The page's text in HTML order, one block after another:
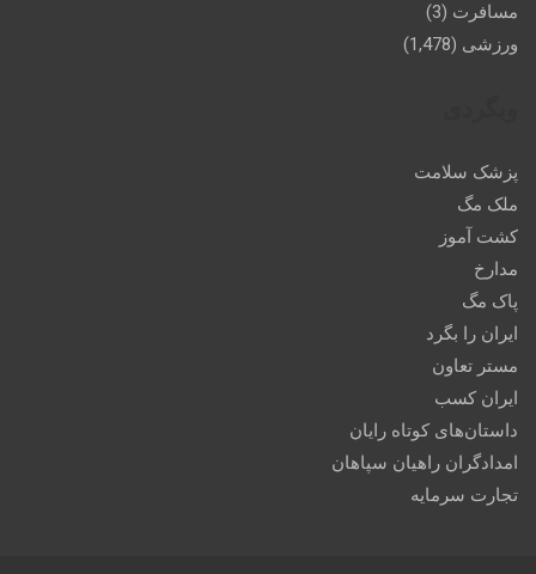
مسافرت (3)
ورزشی (1,478)
پزشک سلامت
ملک مگ
کشت آموز
مدارخ
پاک مگ
ایران را بگرد
مستر تعاون
ایران کسب
داستان‌های کوتاه رایان
امدادگران راهیان سپاهان
تجارت سرمایه